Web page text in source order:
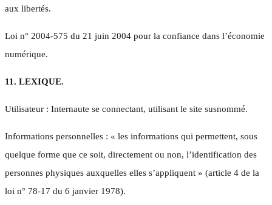
aux libertés.
Loi n° 2004-575 du 21 juin 2004 pour la confiance dans l’économie
numérique.
11. LEXIQUE.
Utilisateur : Internaute se connectant, utilisant le site susnommé.
Informations personnelles : « les informations qui permettent, sous
quelque forme que ce soit, directement ou non, l’identification des
personnes physiques auxquelles elles s’appliquent » (article 4 de la
loi n° 78-17 du 6 janvier 1978).